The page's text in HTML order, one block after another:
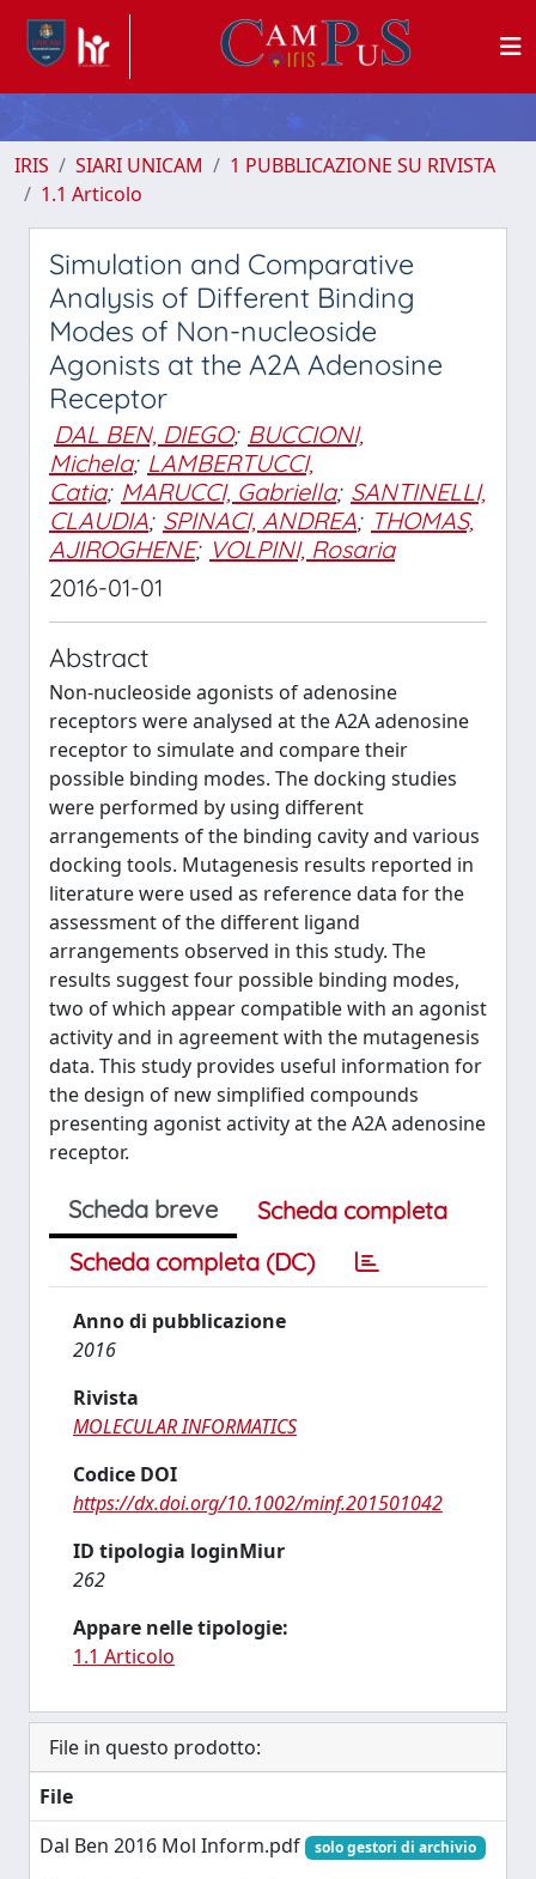
IRIS SIARI UNICAM
1 PUBBLICAZIONE SU RIVISTA
1.1 Articolo
Simulation and Comparative
Analysis of Different Binding
Modes of Non-nucleoside
Agonists at the A2A Adenosine
Receptor
DAL BEN, DIEGO; BUCCIONI,
Michela; LAMBERTUCCI,
Catia; MARUCCI, Gabriella; SANTINELLI,
CLAUDIA; SPINACI, ANDREA; THOMAS,
AJIROGHENE; VOLPINI, Rosaria
2016-01-01
Abstract
Non-nucleoside agonists of adenosine
receptors were analysed at the A2A adenosine
receptor to simulate and compare their
possible binding modes. The docking studies
were performed by using different
arrangements of the binding cavity and various
docking tools. Mutagenesis results reported in
literature were used as reference data for the
assessment of the different ligand
arrangements observed in this study. The
results suggest four possible binding modes,
two of which appear compatible with an agonist
activity and in agreement with the mutagenesis
data. This study provides useful information for
the design of new simplified compounds
presenting agonist activity at the A2A adenosine
receptor.
Scheda breve
Scheda completa
Scheda completa (DC)
Anno di pubblicazione
2016
Rivista
MOLECULAR INFORMATICS
Codice DOI
https://dx.doi.org/10.1002/minf.201501042
ID tipologia loginMiur
262
Appare nelle tipologie:
1.1 Articolo
File in questo prodotto:
File
Dal Ben 2016 Mol Inform.pdf
solo gestori di archivio